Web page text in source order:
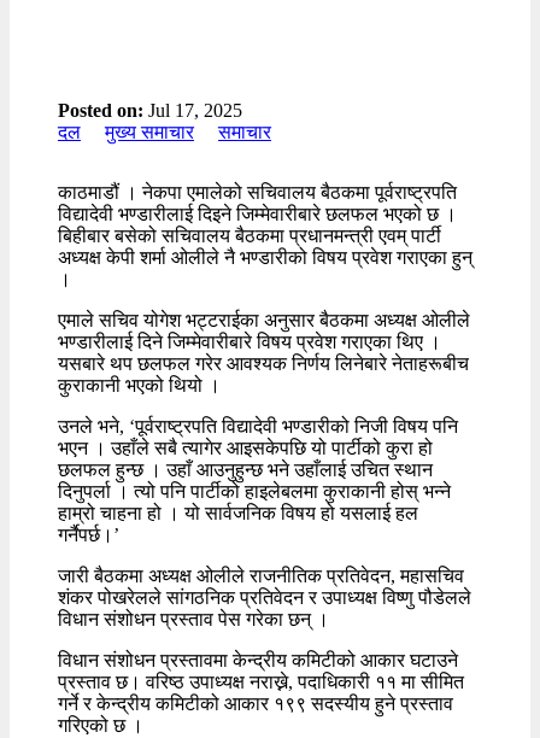
Posted on: Jul 17, 2025
दल
मुख्य समाचार समाचार
काठमाडौं । नेकपा एमालेको सचिवालय बैठकमा पूर्वराष्ट्रपति
विद्यादेवी भण्डारीलाई दिइने जिम्मेवारीबारे छलफल भएको छ ।
बिहीबार बसेको सचिवालय बैठकमा प्रधानमन्त्री एवम् पार्टी
अध्यक्ष केपी शर्मा ओलीले नै भण्डारीको विषय प्रवेश गराएका हुन्
।
एमाले सचिव योगेश भट्टराईका अनुसार बैठकमा अध्यक्ष ओलीले
भण्डारीलाई दिने जिम्मेवारीबारे विषय प्रवेश गराएका थिए ।
यसबारे थप छलफल गरेर आवश्यक निर्णय लिनेबारे नेताहरूबीच
कुराकानी भएको थियो ।
उनले भने, ‘पूर्वराष्ट्रपति विद्यादेवी भण्डारीको निजी विषय पनि
भएन । उहाँले सबै त्यागेर आइसकेपछि यो पार्टीको कुरा हो
छलफल हुन्छ । उहाँ आउनुहुन्छ भने उहाँलाई उचित स्थान
दिनुपर्ला । त्यो पनि पार्टीको हाइलेबलमा कुराकानी होस् भन्ने
हाम्रो चाहना हो । यो सार्वजनिक विषय हो यसलाई हल
गर्नैपर्छ।’
जारी बैठकमा अध्यक्ष ओलीले राजनीतिक प्रतिवेदन, महासचिव
शंकर पोखरेलले सांगठनिक प्रतिवेदन र उपाध्यक्ष विष्णु पौडेलले
विधान संशोधन प्रस्ताव पेस गरेका छन् ।
विधान संशोधन प्रस्तावमा केन्द्रीय कमिटीको आकार घटाउने
प्रस्ताव छ। वरिष्ठ उपाध्यक्ष नराख्ने, पदाधिकारी ११ मा सीमित
गर्ने र केन्द्रीय कमिटीको आकार १९९ सदस्यीय हुने प्रस्ताव
गरिएको छ ।